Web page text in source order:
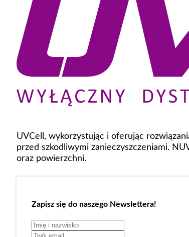
UVCell, wykorzystując i oferując
przed szkodliwymi zanieczyszczeniami.
oraz powierzchni.
Zapisz się do naszego Newslettera!